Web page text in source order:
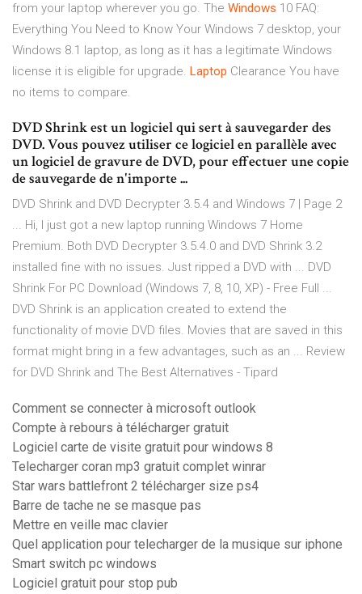
from your laptop wherever you go. The Windows 10 FAQ:
Everything You Need to Know Your Windows 7 desktop, your
Windows 8.1 laptop, as long as it has a legitimate Windows
license it is eligible for upgrade. Laptop Clearance You have
no items to compare.
DVD Shrink est un logiciel qui sert à sauvegarder des
DVD. Vous pouvez utiliser ce logiciel en parallèle avec
un logiciel de gravure de DVD, pour effectuer une copie
de sauvegarde de n'importe ...
DVD Shrink and DVD Decrypter 3.5.4 and Windows 7 | Page 2
... Hi, I just got a new laptop running Windows 7 Home
Premium. Both DVD Decrypter 3.5.4.0 and DVD Shrink 3.2
installed fine with no issues. Just ripped a DVD with ... DVD
Shrink For PC Download (Windows 7, 8, 10, XP) - Free Full ...
DVD Shrink is an application created to extend the
functionality of movie DVD files. Movies that are saved in this
format might bring in a few advantages, such as an ... Review
for DVD Shrink and The Best Alternatives - Tipard
Comment se connecter à microsoft outlook
Compte à rebours à télécharger gratuit
Logiciel carte de visite gratuit pour windows 8
Telecharger coran mp3 gratuit complet winrar
Star wars battlefront 2 télécharger size ps4
Barre de tache ne se masque pas
Mettre en veille mac clavier
Quel application pour telecharger de la musique sur iphone
Smart switch pc windows
Logiciel gratuit pour stop pub